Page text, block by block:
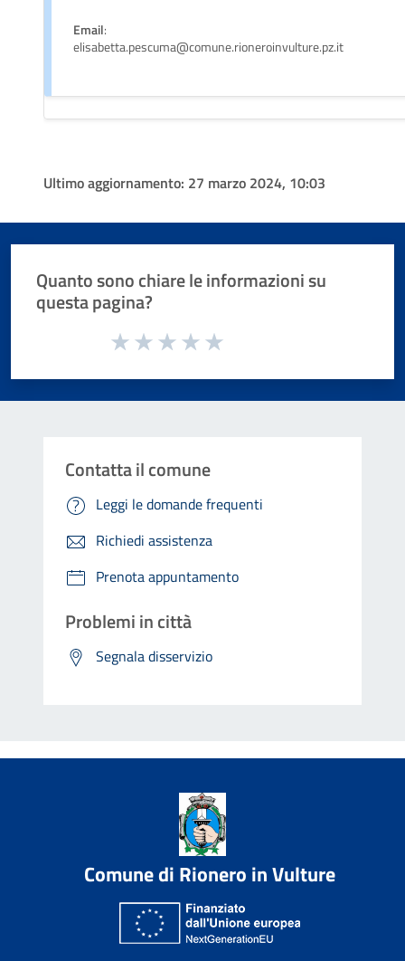
Email:
elisabetta.pescuma@comune.rioneroinvulture.pz.it
Ultimo aggiornamento: 27 marzo 2024, 10:03
Quanto sono chiare le informazioni su
questa pagina?
Valuta da 1 a 5 stelle la pagina
Contatta il comune
Leggi le domande frequenti
Richiedi assistenza
Prenota appuntamento
Problemi in città
Segnala disservizio
Comune di Rionero in Vulture